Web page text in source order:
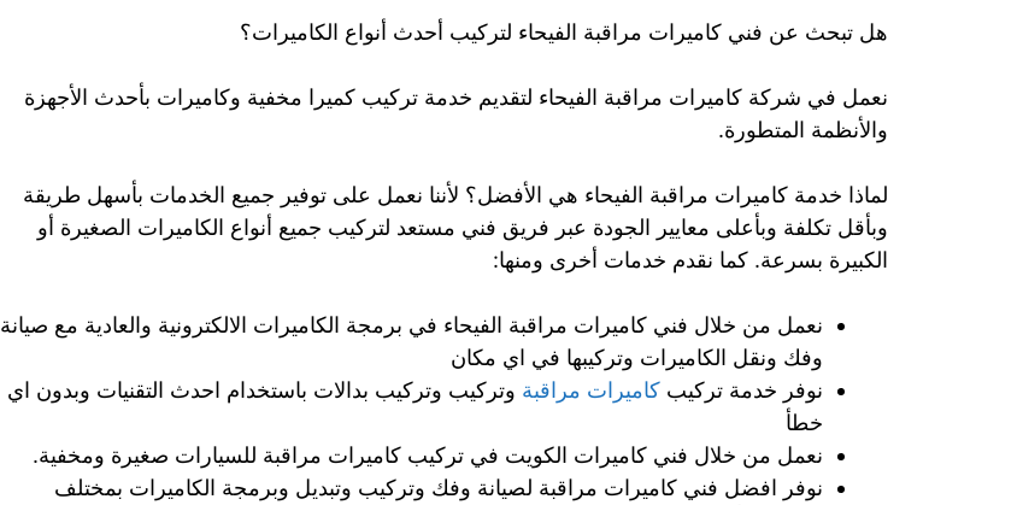
هل تبحث عن فني كاميرات مراقبة الفيحاء لتركيب أحدث أنواع الكاميرات؟
نعمل في شركة كاميرات مراقبة الفيحاء لتقديم خدمة تركيب كميرا مخفية وكاميرات بأحدث الأجهزة
والأنظمة المتطورة.
لماذا خدمة كاميرات مراقبة الفيحاء هي الأفضل؟ لأننا نعمل على توفير جميع الخدمات بأسهل طريقة
وبأقل تكلفة وبأعلى معايير الجودة عبر فريق فني مستعد لتركيب جميع أنواع الكاميرات الصغيرة أو
الكبيرة بسرعة. كما نقدم خدمات أخرى ومنها:
نعمل من خلال فني كاميرات مراقبة الفيحاء في برمجة الكاميرات الالكترونية والعادية مع صيانة
وفك ونقل الكاميرات وتركيبها في اي مكان
نوفر خدمة تركيب كاميرات مراقبة وتركيب وتركيب بدالات باستخدام احدث التقنيات وبدون اي
خطأ
نعمل من خلال فني كاميرات الكويت في تركيب كاميرات مراقبة للسيارات صغيرة ومخفية.
نوفر افضل فني كاميرات مراقبة لصيانة وفك وتركيب وتبديل وبرمجة الكاميرات بمختلف